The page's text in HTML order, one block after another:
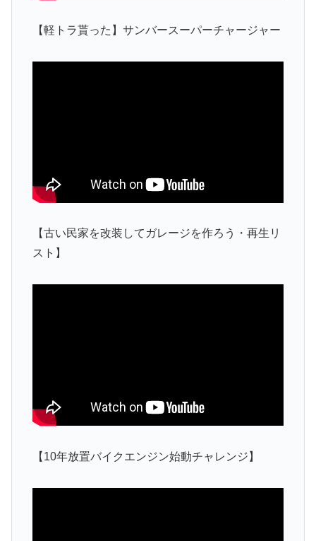
【軽トラ貰った】サンバースーパーチャージャー
【古い民家を改装してガレージを作ろう・再生リ
スト】
【10年放置バイクエンジン始動チャレンジ】